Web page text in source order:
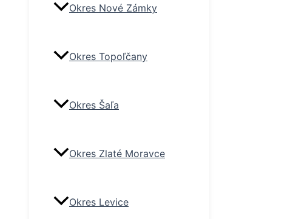
Okres Nové Zámky
Okres Topoľčany
Okres Šaľa
Okres Zlaté Moravce
Okres Levice